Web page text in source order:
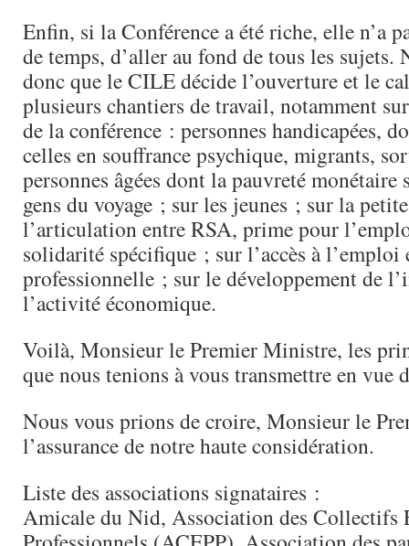
Enfin, si la Conférence a été riche, elle n’a
de temps, d’aller au fond de tous les sujets.
donc que le CILE décide l’ouverture et le
plusieurs chantiers de travail, notamment
de la conférence : personnes handicapées,
celles en souffrance psychique, migrants,
personnes âgées dont la pauvreté monétaire
gens du voyage ; sur les jeunes ; sur la
l’articulation entre RSA, prime pour
solidarité spécifique ; sur l’accès à
professionnelle ; sur le développement de
l’activité économique.
Voilà, Monsieur le Premier Ministre, les
que nous tenions à vous transmettre en vue
Nous vous prions de croire, Monsieur le
l’assurance de notre haute considération.
Liste des associations signataires :
Amicale du Nid, Association des Collectifs